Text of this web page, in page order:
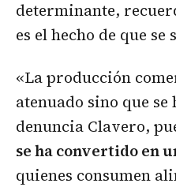
determinante,
es el hecho de que se
«La producción
atenuado sino que se
denuncia Clavero,
se ha convertido en
quienes consumen